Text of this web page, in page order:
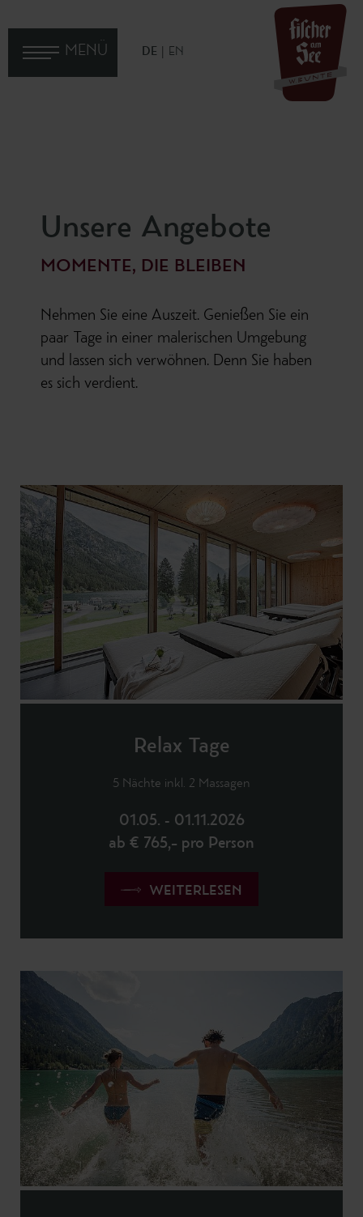
MENÜ DE EN
Unsere Angebote
MOMENTE, DIE BLEIBEN
Nehmen Sie eine Auszeit. Genießen Sie ein
paar Tage in einer malerischen Umgebung
und lassen sich verwöhnen. Denn Sie haben
es sich verdient.
Relax Tage
5 Nächte inkl. 2 Massagen
01.05. - 01.11.2026
ab € 765,– pro Person
WEITERLESEN